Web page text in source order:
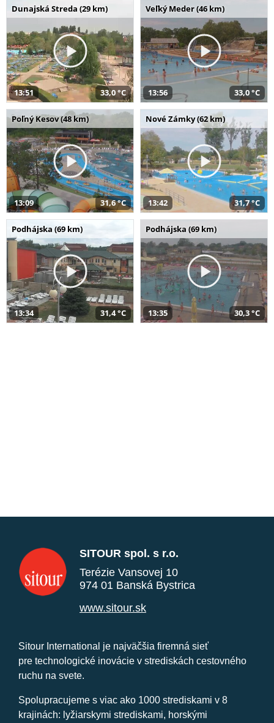
Dunajská Streda (29 km)
13:51 33,0 °C
Veľký Meder (46 km)
13:56 33,0 °C
Poľný Kesov (48 km)
13:09 31,6 °C
Nové Zámky (62 km)
13:42 31,7 °C
Podhájska (69 km)
13:34 31,4 °C
Podhájska (69 km)
13:35 30,3 °C
SITOUR spol. s r.o.
Terézie Vansovej 10
974 01 Banská Bystrica
www.sitour.sk
Sitour International je najväčšia firemná sieť
pre technologické inovácie v strediskách cestovného
ruchu na svete.
Spolupracujeme s viac ako 1000 strediskami v 8
krajinách: lyžiarskymi strediskami, horskými